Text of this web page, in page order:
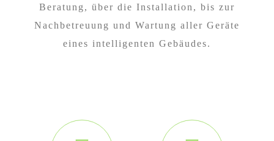
Beratung, über die Installation, bis zur
Nachbetreuung und Wartung aller Geräte
eines intelligenten Gebäudes.